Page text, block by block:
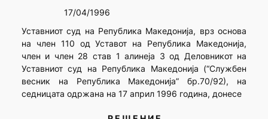
17/04/1996
Уставниот суд на Република Македонија, врз основа
на член 110 од Уставот на Република Македонија,
член и член 28 став 1 алинеја 3 од Деловникот на
Уставниот суд на Република Македонија (“Службен
весник на Република Македонија” бр.70/92), на
седницата одржана на 17 април 1996 година, донесе